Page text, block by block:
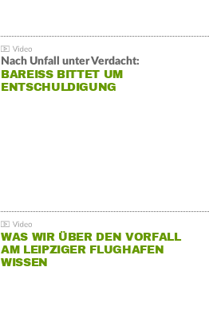
Nach Unfall unter Verdacht:
BAREISS BITTET UM E
NTSCHULDIGUNG
WAS WIR ÜBER DEN VORFALL
AM LEIPZIGER FLUGHAFEN
WISSEN